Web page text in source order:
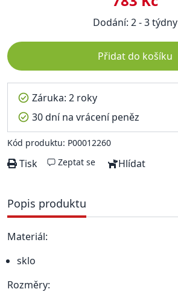
Dodání: 2 - 3 týdny
Přidat do košíku
Záruka: 2 roky
30 dní na vrácení peněz
Kód produktu: P00012260
Tisk Zeptat se Hlídat
Popis produktu
Materiál:
sklo
Rozměry: